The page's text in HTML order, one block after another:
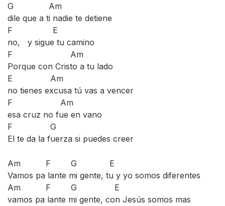
G Am
dile que a ti nadie te detiene
F E
no, y sigue tu camino
F Am
Porque con Cristo a tu lado
E Am
no tienes excusa tú vas a vencer
F Am
esa cruz no fue en vano
F G
El te da la fuerza si puedes creer
Am F G E
Vamos pa lante mi gente, tu y yo somos diferentes
Am F G E
vamos pa lante mi gente, con Jesús somos mas